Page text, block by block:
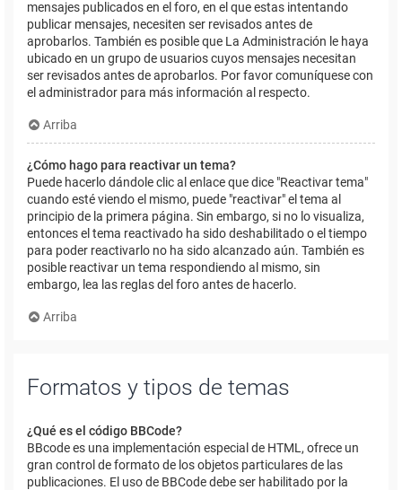
mensajes publicados en el foro, en el que estas intentando
publicar mensajes, necesiten ser revisados antes de
aprobarlos. También es posible que La Administración le haya
ubicado en un grupo de usuarios cuyos mensajes necesitan
ser revisados antes de aprobarlos. Por favor comuníquese con
el administrador para más información al respecto.
Arriba
¿Cómo hago para reactivar un tema?
Puede hacerlo dándole clic al enlace que dice "Reactivar tema"
cuando esté viendo el mismo, puede "reactivar" el tema al
principio de la primera página. Sin embargo, si no lo visualiza,
entonces el tema reactivado ha sido deshabilitado o el tiempo
para poder reactivarlo no ha sido alcanzado aún. También es
posible reactivar un tema respondiendo al mismo, sin
embargo, lea las reglas del foro antes de hacerlo.
Arriba
Formatos y tipos de temas
¿Qué es el código BBCode?
BBcode es una implementación especial de HTML, ofrece un
gran control de formato de los objetos particulares de las
publicaciones. El uso de BBCode debe ser habilitado por la